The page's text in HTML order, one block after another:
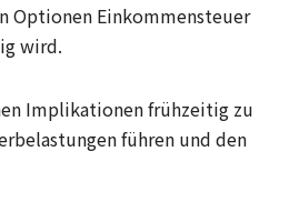
Optionen Einkommensteuer
wird.
Implikationen frühzeitig zu
führen und den